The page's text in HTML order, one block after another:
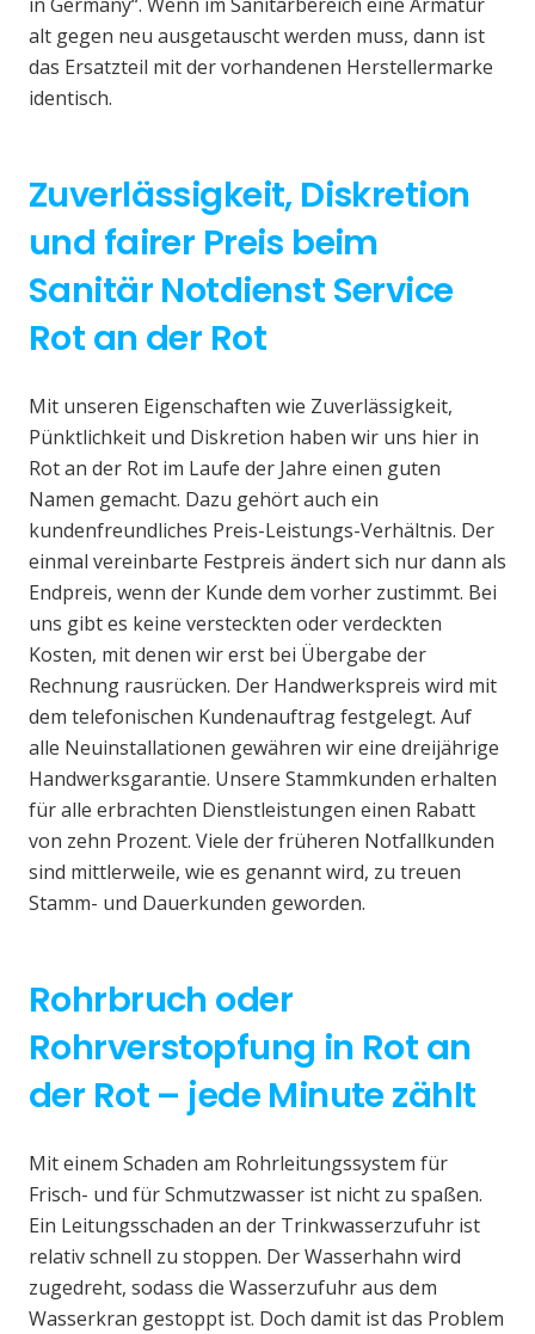
alt gegen neu ausgetauscht werden muss, dann ist
das Ersatzteil mit der vorhandenen Herstellermarke
identisch.
Zuverlässigkeit, Diskretion
und fairer Preis beim
Sanitär Notdienst Service
Rot an der Rot
Mit unseren Eigenschaften wie Zuverlässigkeit,
Pünktlichkeit und Diskretion haben wir uns hier in
Rot an der Rot im Laufe der Jahre einen guten
Namen gemacht. Dazu gehört auch ein
kundenfreundliches Preis-Leistungs-Verhältnis. Der
einmal vereinbarte Festpreis ändert sich nur dann als
Endpreis, wenn der Kunde dem vorher zustimmt. Bei
uns gibt es keine versteckten oder verdeckten
Kosten, mit denen wir erst bei Übergabe der
Rechnung rausrücken. Der Handwerkspreis wird mit
dem telefonischen Kundenauftrag festgelegt. Auf
alle Neuinstallationen gewähren wir eine dreijährige
Handwerksgarantie. Unsere Stammkunden erhalten
für alle erbrachten Dienstleistungen einen Rabatt
von zehn Prozent. Viele der früheren Notfallkunden
sind mittlerweile, wie es genannt wird, zu treuen
Stamm- und Dauerkunden geworden.
Rohrbruch oder
Rohrverstopfung in Rot an
der Rot – jede Minute zählt
Mit einem Schaden am Rohrleitungssystem für
Frisch- und für Schmutzwasser ist nicht zu spaßen.
Ein Leitungsschaden an der Trinkwasserzufuhr ist
relativ schnell zu stoppen. Der Wasserhahn wird
zugedreht, sodass die Wasserzufuhr aus dem
Wasserkran gestoppt ist. Doch damit ist das Problem